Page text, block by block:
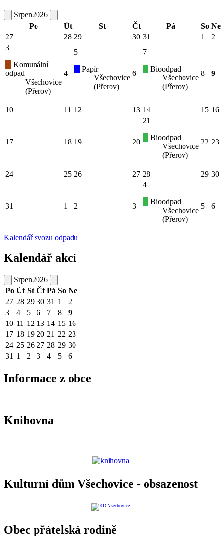
Srpen2026
Po
Út St Čt Pá So Ne
27
28 29 30 31 1
2
3
Komunální
odpad
Všechovice
(Přerov)
4
5
Papír
Všechovice
(Přerov)
6
7
Bioodpad
Všechovice
(Přerov)
8 9
10 11 12 13 14 15 16
17 18 19 20
21
Bioodpad
Všechovice
(Přerov)
22 23
24 25 26 27 28 29 30
31 1 2 3
4
Bioodpad
Všechovice
(Přerov)
5 6
Kalendář svozu odpadu
Kalendář akcí
Srpen2026
Po Út St Čt Pá So Ne
27 28 29 30 31 1
2
3
4 5 6 7 8
9
10 11 12 13 14 15 16
17 18 19 20 21 22 23
24 25 26 27 28 29 30
31 1 2 3 4 5 6
Informace z obce
Knihovna
Kulturní dům Všechovice - obsazenost
Obec přátelská rodině